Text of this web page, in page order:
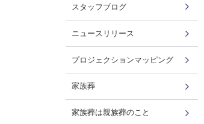
スタッフブログ
ニュースリリース
プロジェクションマッピング
家族葬
家族葬は親族葬のこと